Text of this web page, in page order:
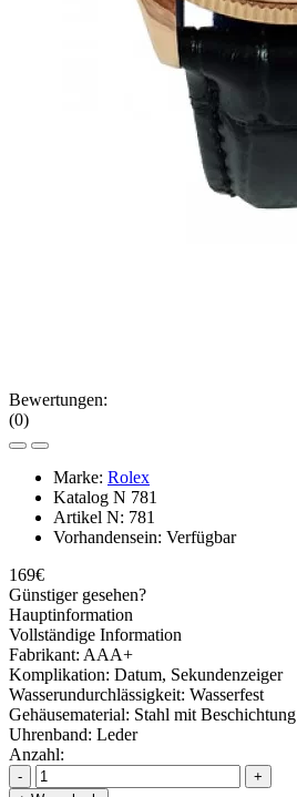
Bewertungen:
(0)
Marke: Rolex
Katalog N 781
Artikel N: 781
Vorhandensein: Verfügbar
169€
Günstiger gesehen?
Hauptinformation
Vollständige Information
Fabrikant: AAA+
Komplikation: Datum, Sekundenzeiger
Wasserundurchlässigkeit: Wasserfest
Gehäusematerial: Stahl mit Beschichtung
Uhrenband: Leder
Anzahl:
-
+